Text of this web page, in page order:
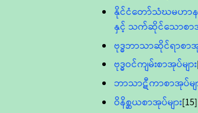
နိုင်ငံတော်သံဃမဟ
နှင့် သက်ဆိုင်သောစာအု
ဗုဒ္ဓဘာသာဆိုင်ရာစာအု
ဗုဒ္ဓဝင်ကျမ်းစာအုပ်များ
ဘာသာဋီကာစာအုပ်မျ
ဝိနိစ္ဆယစာအုပ်များ[15]